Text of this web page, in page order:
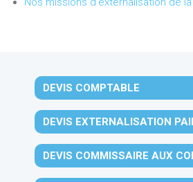
DEVIS COMPTABLE
DEVIS EXTERNALISATION
DEVIS COMMISSAIRE AUX